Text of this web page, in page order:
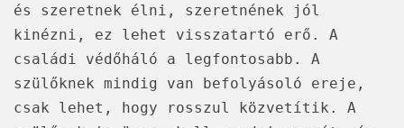
és szeretnek élni, szeretnének jól
kinézni, ez lehet visszatartó erő. A
családi védőháló a legfontosabb. A
szülőknek mindig van befolyásoló ereje,
csak lehet, hogy rosszul közvetítik. A